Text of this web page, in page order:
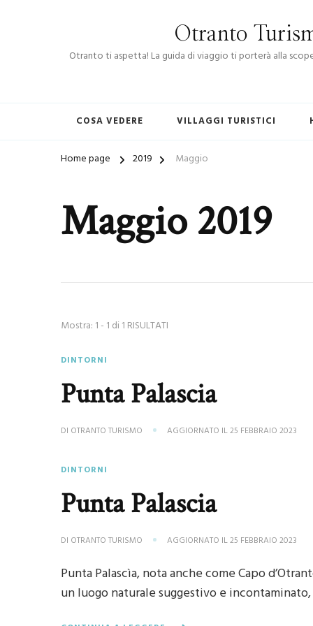
Otranto
Otranto ti aspetta! La guida di viaggio ti porterà alla
COSA VEDERE VILLAGGI TURISTICI
Home page 2019 Maggio
Maggio 2019
Mostra: 1 - 1 di 1 RISULTATI
DINTORNI
Punta Palascia
DI OTRANTO TURISMO AGGIORNATO IL25 FEBBRAIO 2023
DINTORNI
Punta Palascia
DI OTRANTO TURISMO AGGIORNATO IL25 FEBBRAIO 2023
Punta Palascìa, nota anche come Capo
un luogo naturale suggestivo e